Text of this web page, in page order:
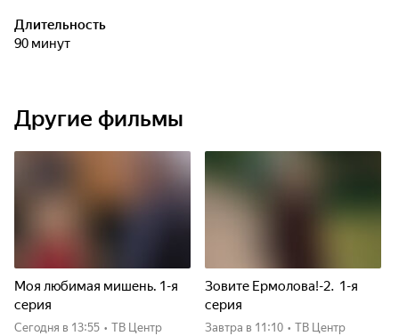
Длительность
90 минут
Другие фильмы
Моя любимая мишень. 1-я
серия
Сегодня в 13:55 • ТВ Центр
Зовите Ермолова!-2. 1-я
серия
Завтра в 11:10 • ТВ Центр